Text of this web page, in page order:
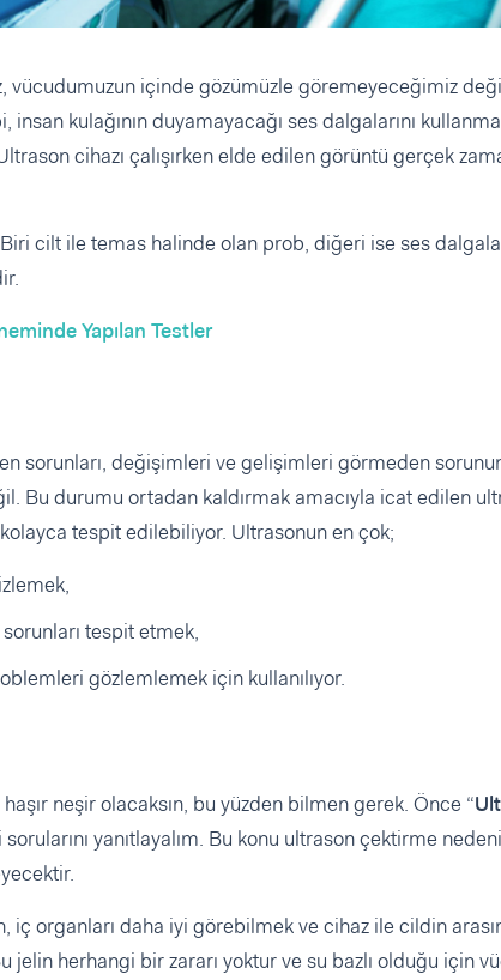
vücudumuzun içinde gözümüzle göremeyeceğimiz
kulağının duyamayacağı ses dalgalarını
cihazı çalışırken elde edilen görüntü gerçek
cilt ile temas halinde olan prob, diğeri ise ses
Yapılan Testler
sorunları, değişimleri ve gelişimleri görmeden
Bu durumu ortadan kaldırmak amacıyla icat edilen
tespit edilebiliyor. Ultrasonun en çok;
izlemek,
tespit etmek,
gözlemlemek için kullanılıyor.
neşir olacaksın, bu yüzden bilmen gerek. Önce “
sorularını yanıtlayalım. Bu konu ultrason çektirme
organları daha iyi görebilmek ve cihaz ile cildin
jelin herhangi bir zararı yoktur ve su bazlı olduğu için